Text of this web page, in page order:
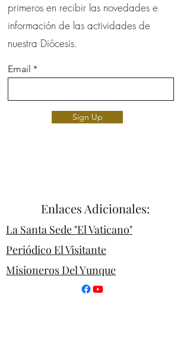
primeros en recibir las novedades e
información de las actividades de
nuestra Diócesis.
Email
Sign Up
Enlaces Adicionales:
La Santa Sede "El Vaticano"
Periódico El Visitante
Misioneros Del Yunque